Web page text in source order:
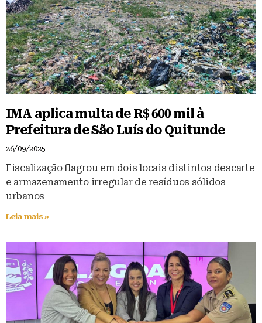
IMA aplica multa de R$ 600 mil à
Prefeitura de São Luís do Quitunde
26/09/2025
Fiscalização flagrou em dois locais distintos descarte
e armazenamento irregular de resíduos sólidos
urbanos
Leia mais »